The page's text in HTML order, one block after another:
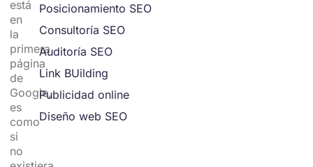
está
en
la
primera
página
de
Google,
es
como
si
no
Posicionamiento SEO
Consultoría SEO
Auditoría SEO
Link BUilding
Publicidad online
Diseño web SEO